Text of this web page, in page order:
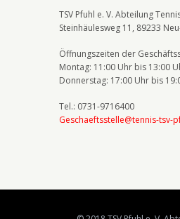
TSV Pfuhl e. V. Abteilung
Steinhäulesweg 11, 89233
Öffnungszeiten der
Montag: 11:00 Uhr bis 13:00
Donnerstag: 17:00 Uhr bis
Tel.: 0731-9716400
Geschaeftsstelle@tennis-tsv-